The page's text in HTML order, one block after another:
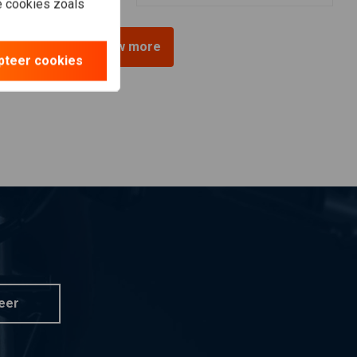
View more
cookies zoals
cookies